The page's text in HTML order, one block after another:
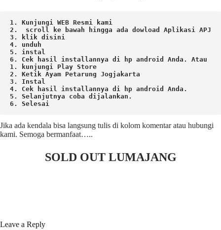
1. Kunjungi WEB Resmi kami
2.  scroll ke bawah hingga ada dowload Aplikasi APJ
3. klik disini
4. unduh
5. instal
6. Cek hasil installannya di hp android Anda. Atau
1. kunjungi Play Store
2. Ketik Ayam Petarung Jogjakarta
3. Instal
4. Cek hasil installannya di hp android Anda.
5. Selanjutnya coba dijalankan.
6. Selesai
Jika ada kendala bisa langsung tulis di kolom komentar atau hubungi
kami. Semoga bermanfaat…..
SOLD OUT LUMAJANG
Leave a Reply